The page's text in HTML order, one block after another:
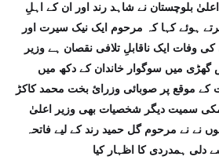
بلوچستان نے شاہد رند اور ان کے اہلِ
ہوئے کہا کہ مرحوم ایک نیک سیرت اور
وفات ایک ناقابلِ تلافی نقصان ہے وزیر
گھڑی میں سوگوار خاندان کے دکھ میں
کے موقع پر صوبائی وزرائ بخت محمد کاکڑ
سمیت دیگر شخصیات بھی وزیر اعلیٰ
نے نے مرحوم گل حمید رند کے لیے فاتحہ
دلی ہمدردی کا اظہار کیا